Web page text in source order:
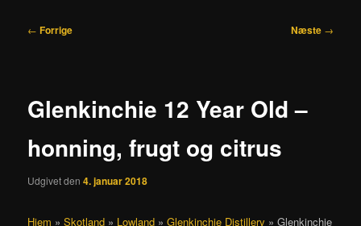
Indlægsnavigation
← Forrige Næste →
Glenkinchie 12 Year Old –
honning, frugt og citrus
Udgivet den4. januar 2018
Hjem »Skotland » Lowland »Glenkinchie Distillery »Glenkinchie